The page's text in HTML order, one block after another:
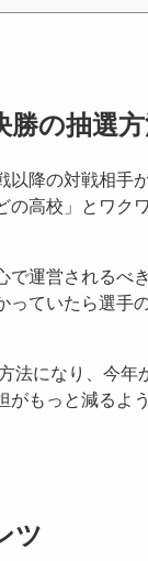
勝の抽選
以降の対戦相手
の高校 」とワク
運営されるべき
っていたら選手
法になり、今年
もっと減るよ
ツ